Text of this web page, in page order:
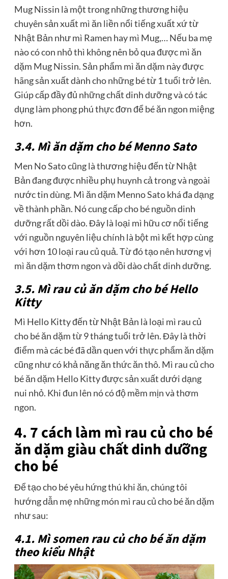
Mug Nissin là một trong những thương hiệu
chuyên sản xuất mì ăn liền nổi tiếng xuất xứ từ
Nhật Bản như mì Ramen hay mì Mug,… Nếu ba mẹ
nào có con nhỏ thì không nên bỏ qua được mì ăn
dặm Mug Nissin. Sản phẩm mì ăn dặm này được
hãng sản xuất dành cho những bé từ 1 tuổi trở lên.
Giúp cấp đầy đủ những chất dinh dưỡng và có tác
dụng làm phong phú thực đơn để bé ăn ngon miệng
hơn.
3.4. Mì ăn dặm cho bé Menno Sato
Men No Sato cũng là thương hiệu đến từ Nhật
Bản đang được nhiều phụ huynh cả trong và ngoài
nước tin dùng. Mì ăn dặm Menno Sato khá đa dạng
về thành phần. Nó cung cấp cho bé nguồn dinh
dưỡng rất dồi dào. Đây là loại mì hữu cơ nổi tiếng
với nguồn nguyên liệu chính là bột mì kết hợp cùng
với hơn 10 loại rau củ quả. Từ đó tạo nên hương vị
mì ăn dặm thơm ngon và dồi dào chất dinh dưỡng.
3.5. Mì rau củ ăn dặm cho bé Hello
Kitty
Mì Hello Kitty đến từ Nhật Bản là loại mì rau củ
cho bé ăn dặm từ 9 tháng tuổi trở lên. Đây là thời
điểm mà các bé đã dần quen với thực phẩm ăn dặm
cũng như có khả năng ăn thức ăn thô. Mì rau củ cho
bé ăn dặm Hello Kitty được sản xuất dưới dạng
nui nhỏ. Khi đun lên nó có độ mềm mịn và thơm
ngon.
4. 7 cách làm mì rau củ cho bé
ăn dặm giàu chất dinh dưỡng
cho bé
Để tạo cho bé yêu hứng thú khi ăn, chúng tôi
hướng dẫn mẹ những món mì rau củ cho bé ăn dặm
như sau:
4.1. Mì somen rau củ cho bé ăn dặm
theo kiểu Nhật